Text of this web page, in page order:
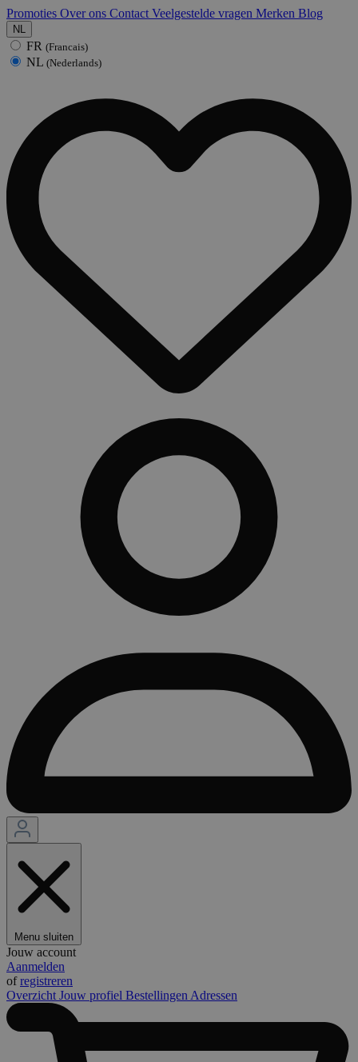
Promoties Over ons Contact Veelgestelde vragen Merken Blog
NL
FR (Francais)
NL (Nederlands)
Menu sluiten
Jouw account
Aanmelden
ofregistreren
Overzicht Jouw profiel Bestellingen Adressen